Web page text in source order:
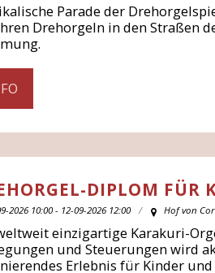
Parade der
Drehorgeln in den Straßen
DIPLOM FÜR
2026 10:00 - 12-09-2026 12:00 Hof von
einzigartige Karakuri-
und Steuerungen wird
Erlebnis für Kinder und